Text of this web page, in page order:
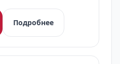
Подробнее